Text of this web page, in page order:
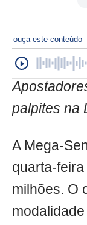
ouça este conteúdo
palpites na
A Mega-
quarta-
milhões. O